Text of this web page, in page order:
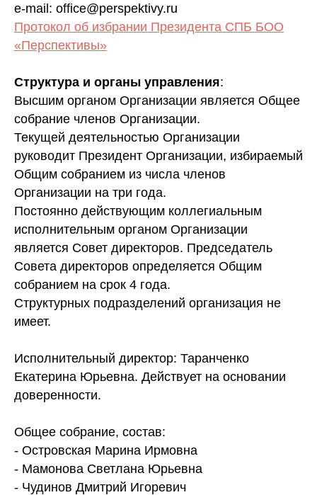
e-mail: office@perspektivy.ru
Протокол об избрании Президента СПБ БОО
«Перспективы»
Структура и органы управления:
Высшим органом Организации является Общее
собрание членов Организации.
Текущей деятельностью Организации
руководит Президент Организации, избираемый
Общим собранием из числа членов
Организации на три года.
Постоянно действующим коллегиальным
исполнительным органом Организации
является Совет директоров. Председатель
Совета директоров определяется Общим
собранием на срок 4 года.
Структурных подразделений организация не
имеет.
Исполнительный директор: Таранченко
Екатерина Юрьевна. Действует на основании
доверенности.
Общее собрание, состав:
- Островская Марина Ирмовна
- Мамонова Светлана Юрьевна
- Чудинов Дмитрий Игоревич